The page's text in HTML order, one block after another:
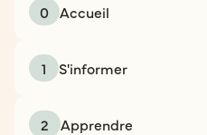
0 Accueil
1 S'informer
2 Apprendre